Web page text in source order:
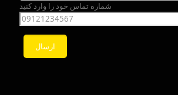
شماره تماس خود را وارد کنید